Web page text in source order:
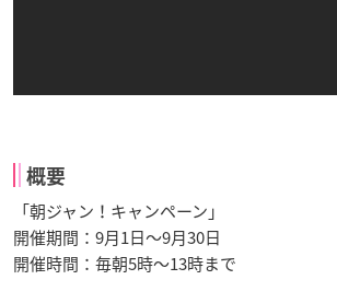
概要
「朝ジャン！キャンペーン」
開催期間：9月1日〜9月30日
開催時間：毎朝5時〜13時まで